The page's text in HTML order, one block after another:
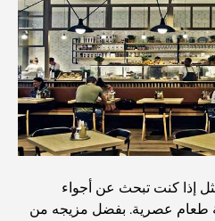
دليل مناسب للعائلات
أماكن تناول الطعام في مركز متنامٍ
في دبي
إذا كنت تبحث عن أجواء
طعام عصرية. بفضل مزيجه من